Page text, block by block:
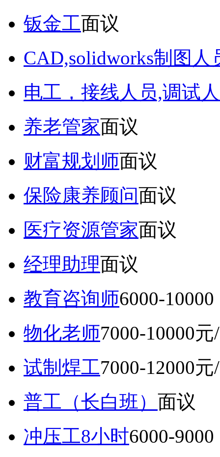
钣金工面议
CAD,solidworks制图人
电工，接线人员,调试
养老管家面议
财富规划师面议
保险康养顾问面议
医疗资源管家面议
经理助理面议
教育咨询师6000-
物化老师7000-10000元
试制焊工7000-12000元
普工（长白班） 面议
冲压工8小时6000-